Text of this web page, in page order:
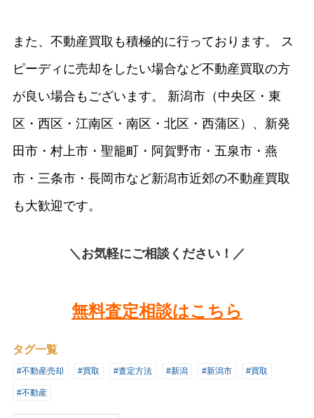
また、不動産買取も積極的に行っております。 ス
ピーディに売却をしたい場合など不動産買取の方
が良い場合もございます。 新潟市（中央区・東
区・西区・江南区・南区・北区・西蒲区）、新発
田市・村上市・聖籠町・阿賀野市・五泉市・燕
市・三条市・長岡市など新潟市近郊の不動産買取
も大歓迎です。
＼お気軽にご相談ください！／
無料査定相談はこちら
タグ一覧
#不動産売却 #買取 #査定方法 #新潟 #新潟市 #買取
#不動産